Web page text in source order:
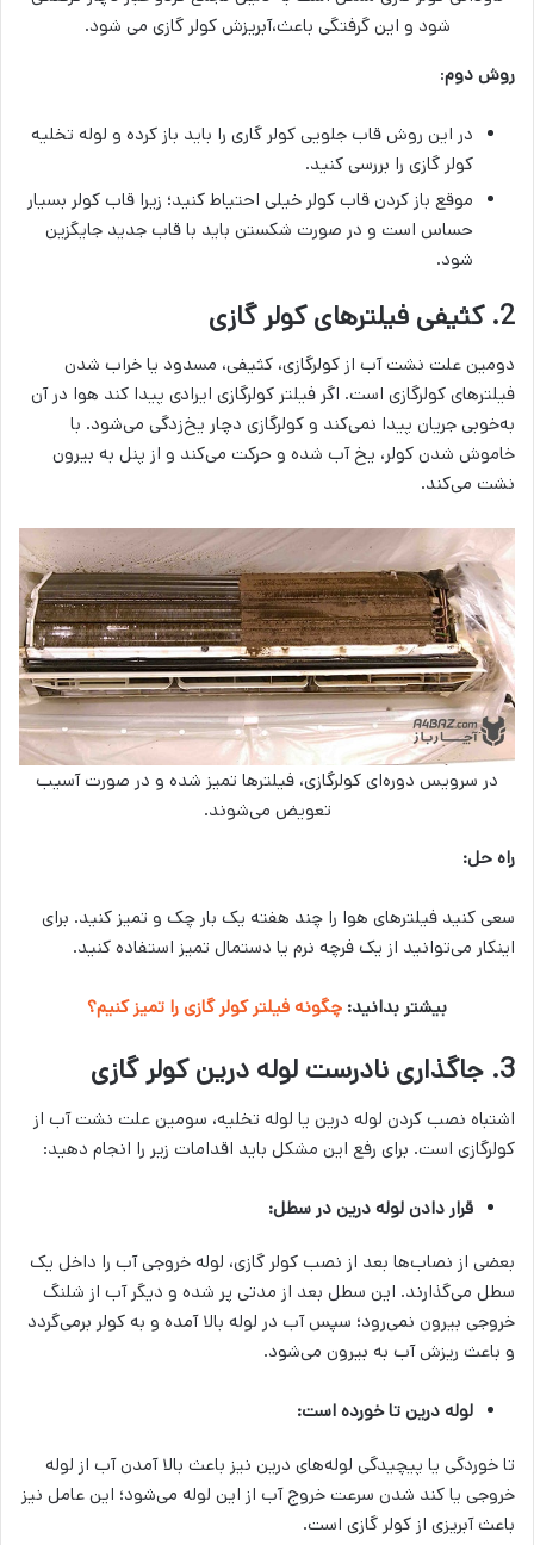
شود و این گرفتگی باعث،آبریزش کولر گازی می شود.
روش دوم:
در این روش قاب جلویی کولر گاری را باید باز کرده و لوله تخلیه
کولر گازی را بررسی کنید.
موقع باز کردن قاب کولر خیلی احتیاط کنید؛ زیرا قاب کولر بسیار
حساس است و در صورت شکستن باید با قاب جدید جایگزین
شود.
2. کثیفی فیلترهای کولر گازی
دومین علت نشت آب از کولرگازی، کثیفی، مسدود یا خراب شدن
فیلترهای کولرگازی است. اگر فیلتر کولرگازی ایرادی پیدا کند هوا در آن
به‌خوبی جریان پیدا نمی‌کند و کولرگازی دچار یخ‌زدگی می‌شود. با
خاموش شدن کولر، یخ آب شده و حرکت می‌کند و از پنل به بیرون
نشت می‌کند.
در سرویس دوره‌ای کولرگازی، فیلترها تمیز شده و در صورت آسیب
تعویض می‌شوند.
راه حل:
سعی کنید فیلترهای هوا را چند هفته یک بار چک و تمیز کنید. برای
اینکار می‌توانید از یک فرچه‌ نرم یا دستمال تمیز استفاده کنید.
بیشتر بدانید: چگونه فیلتر کولر گازی را تمیز کنیم؟
3. جاگذاری نادرست لوله درین کولر گازی
اشتباه نصب کردن لوله درین یا لوله تخلیه، سومین علت نشت آب از
کولرگازی است. برای رفع این مشکل باید اقدامات زیر را انجام دهید:
قرار دادن لوله درین در سطل:
بعضی از نصاب‌ها بعد از نصب کولر گازی، لوله خروجی آب را داخل یک
سطل می‌گذارند. این سطل بعد از مدتی پر شده و دیگر آب از شلنگ
خروجی بیرون نمی‌رود؛ سپس آب در لوله بالا آمده و به کولر برمی‌گردد
و باعث ریزش آب به بیرون می‌شود.
لوله درین تا خورده است:
تا خوردگی یا پیچیدگی لوله‌های درین نیز باعث بالا آمدن آب از لوله
خروجی یا کند شدن سرعت خروج آب از این لوله می‌شود؛ این عامل نیز
باعث آبریزی از کولر گازی است.